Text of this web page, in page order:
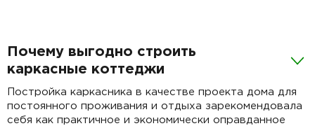
Почему выгодно строить
каркасные коттеджи
Постройка каркасника в качестве проекта дома для
постоянного проживания и отдыха зарекомендовала
себя как практичное и экономически оправданное